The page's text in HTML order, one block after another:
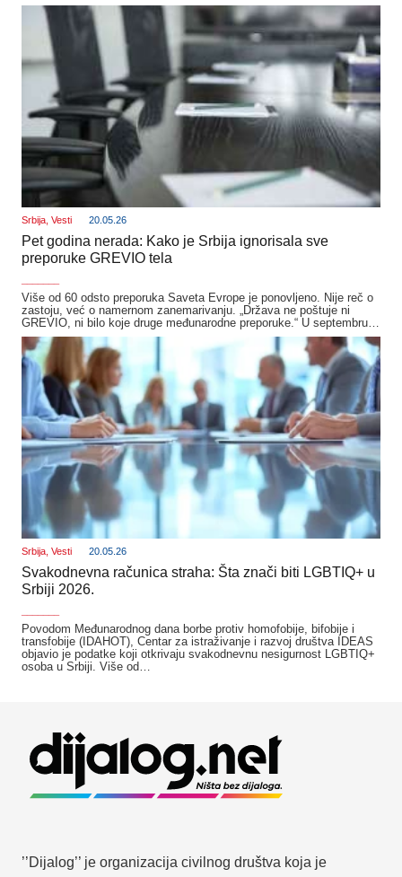
Srbija, Vesti 20.05.26
Pet godina nerada: Kako je Srbija ignorisala sve
preporuke GREVIO tela
Više od 60 odsto preporuka Saveta Evrope je ponovljeno. Nije reč o
zastoju, već o namernom zanemarivanju. „Država ne poštuje ni
GREVIO, ni bilo koje druge međunarodne preporuke.“ U septembru…
Srbija, Vesti 20.05.26
Svakodnevna računica straha: Šta znači biti LGBTIQ+ u
Srbiji 2026.
Povodom Međunarodnog dana borbe protiv homofobije, bifobije i
transfobije (IDAHOT), Centar za istraživanje i razvoj društva IDEAS
objavio je podatke koji otkrivaju svakodnevnu nesigurnost LGBTIQ+
osoba u Srbiji. Više od…
’’Dijalog’’ je organizacija civilnog društva koja je